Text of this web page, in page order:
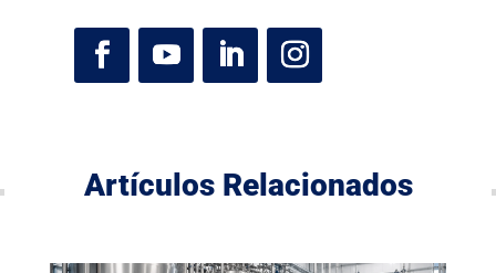
Artículos Relacionados